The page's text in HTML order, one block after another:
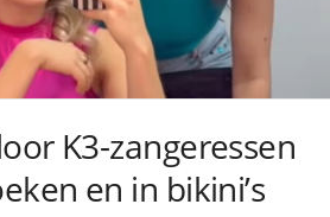
K3-zangeressen
en in bikini’s